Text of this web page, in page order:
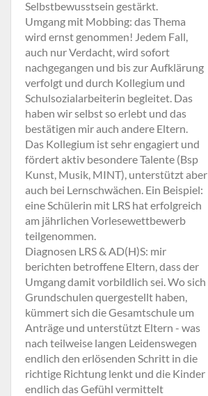
Selbstbewusstsein gestärkt.
Umgang mit Mobbing: das Thema
wird ernst genommen! Jedem Fall,
auch nur Verdacht, wird sofort
nachgegangen und bis zur Aufklärung
verfolgt und durch Kollegium und
Schulsozialarbeiterin begleitet. Das
haben wir selbst so erlebt und das
bestätigen mir auch andere Eltern.
Das Kollegium ist sehr engagiert und
fördert aktiv besondere Talente (Bsp
Kunst, Musik, MINT), unterstützt aber
auch bei Lernschwächen. Ein Beispiel:
eine Schülerin mit LRS hat erfolgreich
am jährlichen Vorlesewettbewerb
teilgenommen.
Diagnosen LRS & AD(H)S: mir
berichten betroffene Eltern, dass der
Umgang damit vorbildlich sei. Wo sich
Grundschulen quergestellt haben,
kümmert sich die Gesamtschule um
Anträge und unterstützt Eltern - was
nach teilweise langen Leidenswegen
endlich den erlösenden Schritt in die
richtige Richtung lenkt und die Kinder
endlich das Gefühl vermittelt